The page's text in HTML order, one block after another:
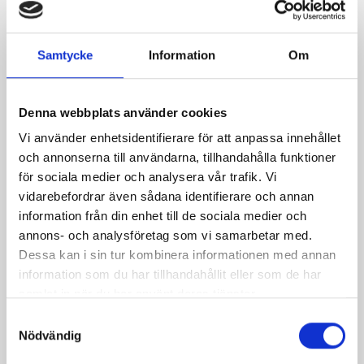
Samtycke Information Om
Denna webbplats använder cookies
Vi använder enhetsidentifierare för att anpassa innehållet
och annonserna till användarna, tillhandahålla funktioner
för sociala medier och analysera vår trafik. Vi
vidarebefordrar även sådana identifierare och annan
information från din enhet till de sociala medier och
annons- och analysföretag som vi samarbetar med.
Dessa kan i sin tur kombinera informationen med annan
information som du har tillhandahållit eller som de har
Nödvändig